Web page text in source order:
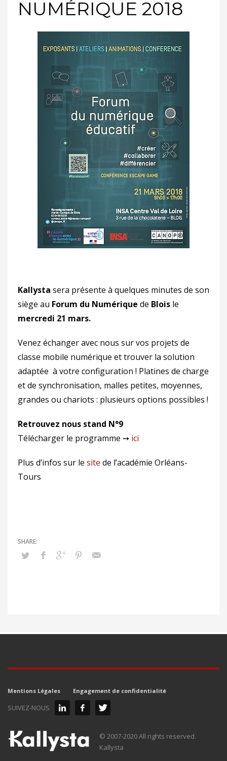
NUMÉRIQUE 2018
Kallysta sera présente à quelques minutes de son
siège au Forum du Numérique de Blois le
mercredi 21 mars.
Venez échanger avec nous sur vos projets de
classe mobile numérique et trouver la solution
adaptée à votre configuration ! Platines de charge
et de synchronisation, malles petites, moyennes,
grandes ou chariots : plusieurs options possibles !
Retrouvez nous stand N°9
Télécharger le programme ➙ ici
Plus d’infos sur le site de l’académie Orléans-
Tours
Mentions Légales Engagement de confidentialité
SUIVEZ-NOUS
© 2007-2020 All rights reserved.
Kallysta